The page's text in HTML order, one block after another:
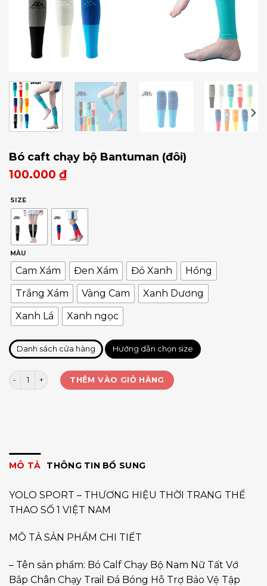
Bó caft chạy bộ Bantuman (đôi)
100.000 ₫
SIZE
MÀU
Cam Xám Đen Xám Đỏ Xanh
Hồng
Trắng Xám
Vàng Cam
Xanh Dương
Xanh Lá
Xanh ngọc
Danh sách cửa hàng Hướng dẫn chọn size
Bó caft chạy bộ Bantuman (đôi) số lượng
THÊM VÀO GIỎ HÀNG
MÔ TẢ THÔNG TIN BỔ SUNG
YOLO SPORT – THƯƠNG HIỆU THỜI TRANG THỂ
THAO SỐ 1 VIỆT NAM
MÔ TẢ SẢN PHẨM CHI TIẾT
– Tên sản phẩm: Bó Calf Chạy Bộ Nam Nữ Tất Vớ
Bắp Chân Chạy Trail Đá Bóng Hỗ Trợ Bảo Vệ Tập